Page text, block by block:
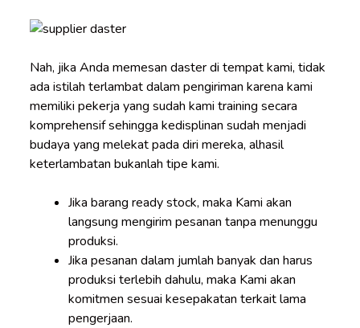
Nah, jika Anda memesan daster di tempat kami, tidak
ada istilah terlambat dalam pengiriman karena kami
memiliki pekerja yang sudah kami training secara
komprehensif sehingga kedisplinan sudah menjadi
budaya yang melekat pada diri mereka, alhasil
keterlambatan bukanlah tipe kami.
Jika barang ready stock, maka Kami akan
langsung mengirim pesanan tanpa menunggu
produksi.
Jika pesanan dalam jumlah banyak dan harus
produksi terlebih dahulu, maka Kami akan
komitmen sesuai kesepakatan terkait lama
pengerjaan.